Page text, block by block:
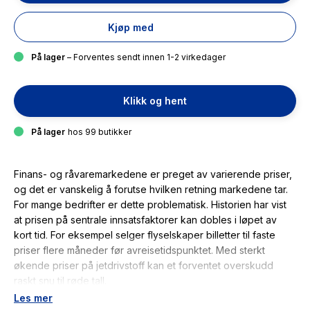
Kjøp med
På lager – Forventes sendt innen 1-2 virkedager
Klikk og hent
På lager hos 99 butikker
Finans- og råvaremarkedene er preget av varierende priser,
og det er vanskelig å forutse hvilken retning markedene tar.
For mange bedrifter er dette problematisk. Historien har vist
at prisen på sentrale innsatsfaktorer kan dobles i løpet av
kort tid. For eksempel selger flyselskaper billetter til faste
priser flere måneder før avreisetidspunktet. Med sterkt
økende priser på jetdrivstoff kan et forventet overskudd
raskt snu til røde tall.
Les mer